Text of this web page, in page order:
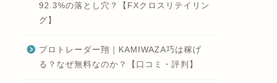
92.3%の落とし穴？【FXクロスリテイリン
グ】
プロトレーダー翔｜KAMIWAZA巧は稼げ
る？なぜ無料なのか？【口コミ・評判】